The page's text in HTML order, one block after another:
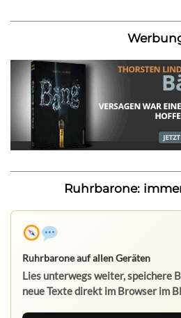
Ruhrbarone:
Ruhrbarone auf allen Geräten
Lies unterwegs weiter, speichere
neue Texte direkt im Browser im